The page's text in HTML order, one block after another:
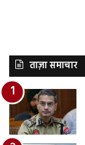
ताज़ा समाचार